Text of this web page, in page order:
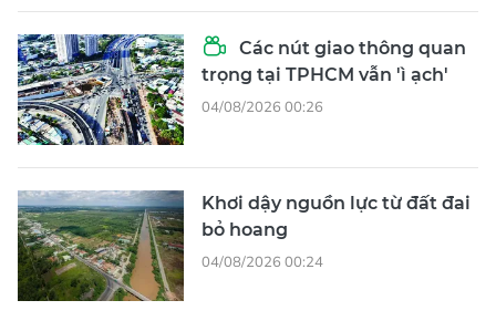
Các nút giao thông quan
trọng tại TPHCM vẫn 'ì ạch'
04/08/2026 00:26
Khơi dậy nguồn lực từ đất đai
bỏ hoang
04/08/2026 00:24